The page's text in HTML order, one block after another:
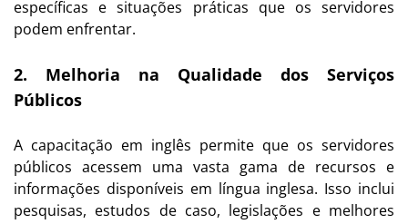
específicas e situações práticas que os servidores
podem enfrentar.
2. Melhoria na Qualidade dos Serviços
Públicos
A capacitação em inglês permite que os servidores
públicos acessem uma vasta gama de recursos e
informações disponíveis em língua inglesa. Isso inclui
pesquisas, estudos de caso, legislações e melhores